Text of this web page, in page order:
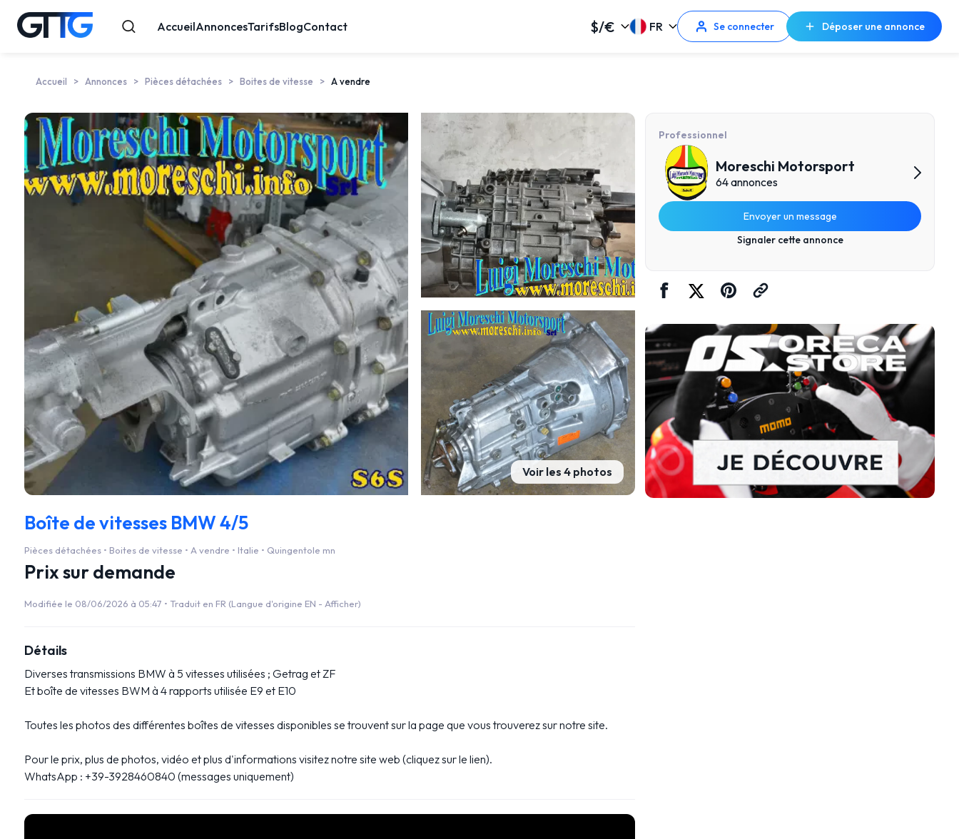
AccueilAnnoncesTarifsBlogContact $/€ FR Se connecter Déposer une annonce
Accueil Annonces Pièces détachées Boites de vitesse A vendre
Voir les 4 photos
Boîte de vitesses BMW 4/5
Pièces détachées • Boites de vitesse • A vendre • Italie • Quingentole mn
Prix sur demande
Modifiée le 08/06/2026 à 05:47 • Traduit en FR (Langue d'origine EN - Afficher)
Détails
Diverses transmissions BMW à 5 vitesses utilisées ; Getrag et ZF
Et boîte de vitesses BWM à 4 rapports utilisée E9 et E10
Toutes les photos des différentes boîtes de vitesses disponibles se trouvent sur la page que vous trouverez sur notre site.
Pour le prix, plus de photos, vidéo et plus d'informations visitez notre site web (cliquez sur le lien).
WhatsApp : +39-3928460840 (messages uniquement)
Professionnel
Moreschi Motorsport
64 annonces
Envoyer un message
Signaler cette annonce